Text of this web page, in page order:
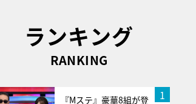
ランキング
RANKING
1
『Mステ』豪華8組が登